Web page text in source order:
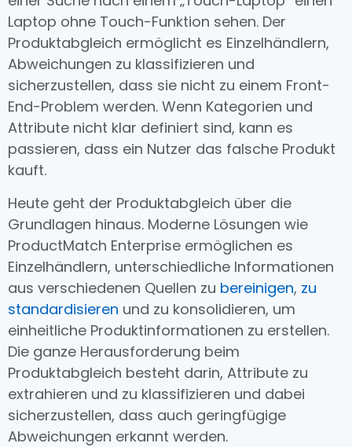
Laptop ohne Touch-Funktion sehen. Der
Produktabgleich ermöglicht es Einzelhändlern,
Abweichungen zu klassifizieren und
sicherzustellen, dass sie nicht zu einem Front-
End-Problem werden. Wenn Kategorien und
Attribute nicht klar definiert sind, kann es
passieren, dass ein Nutzer das falsche Produkt
kauft.
Heute geht der Produktabgleich über die
Grundlagen hinaus. Moderne Lösungen wie
ProductMatch Enterprise ermöglichen es
Einzelhändlern, unterschiedliche Informationen
aus verschiedenen Quellen zu bereinigen, zu
standardisieren und zu konsolidieren, um
einheitliche Produktinformationen zu erstellen.
Die ganze Herausforderung beim
Produktabgleich besteht darin, Attribute zu
extrahieren und zu klassifizieren und dabei
sicherzustellen, dass auch geringfügige
Abweichungen erkannt werden.